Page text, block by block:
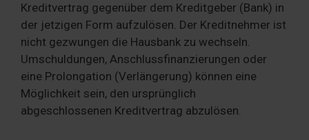
Kreditvertrag gegenüber dem Kreditgeber (Bank) in
der jetzigen Form aufzulösen. Der Kreditnehmer ist
nicht gezwungen die Hausbank zu wechseln.
Umschuldungen, Anschlussfinanzierungen oder
eine Prolongation (Verlängerung) können eine
Möglichkeit sein, den ursprünglich
abgeschlossenen Kreditvertrag abzulösen.